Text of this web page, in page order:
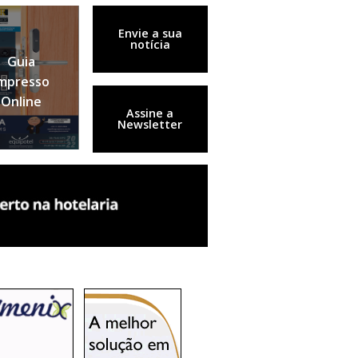
Guia
Online
Envie a sua
notícia
Assine a
Newsletter